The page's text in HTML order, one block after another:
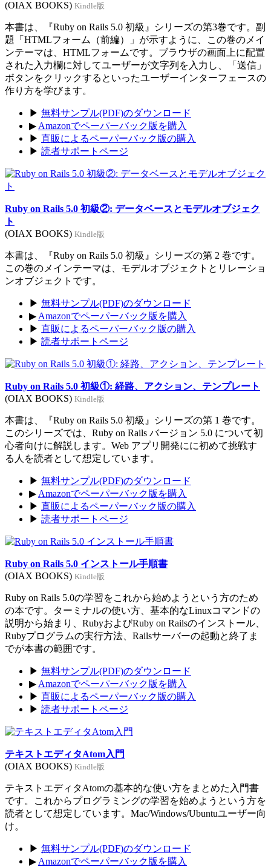
(OIAX BOOKS) Kindle版
本書は、『Ruby on Rails 5.0 初級』シリーズの第3巻です。副
題「HTMLフォーム（前編）」が示すように、この巻のメイ
ンテーマは、HTMLフォームです。ブラウザの画面上に配置
された入力欄に対してユーザーが文字列を入力し、「送信」
ボタンをクリックするといったユーザーインターフェースの
作り方を学びます。
▶ 無料サンプル(PDF)のダウンロード
▶ Amazonでペーパーバック版を購入
▶ 直販によるペーパーバック版の購入
▶ 読者サポートページ
Ruby on Rails 5.0 初級②: データベースとモデルオブジェク
ト
(OIAX BOOKS) Kindle版
本書は、『Ruby on Rails 5.0 初級』シリーズの第 2 巻です。
この巻のメインテーマは、モデルオブジェクトとリレーショ
ンオブジェクトです。
▶ 無料サンプル(PDF)のダウンロード
▶ Amazonでペーパーバック版を購入
▶ 直販によるペーパーバック版の購入
▶ 読者サポートページ
Ruby on Rails 5.0 初級①: 経路、アクション、テンプレート
(OIAX BOOKS) Kindle版
本書は、『Ruby on Rails 5.0 初級』シリーズの第 1 巻です。
このシリーズでは、Ruby on Rails バージョン 5.0 について初
心者向けに解説します。Web アプリ開発にに初めて挑戦す
る人を読者として想定しています。
▶ 無料サンプル(PDF)のダウンロード
▶ Amazonでペーパーバック版を購入
▶ 直販によるペーパーバック版の購入
▶ 読者サポートページ
Ruby on Rails 5.0 インストール手順書
(OIAX BOOKS) Kindle版
Ruby on Rails 5.0の学習をこれから始めようという方のため
の本です。ターミナルの使い方、基本的なLinuxコマンドの
説明から始まり、RubyおよびRuby on Railsのインストール、
Rubyプログラムの実行方法、Railsサーバーの起動と終了ま
でが本書の範囲です。
▶ 無料サンプル(PDF)のダウンロード
▶ Amazonでペーパーバック版を購入
▶ 直販によるペーパーバック版の購入
▶ 読者サポートページ
テキストエディタAtom入門
(OIAX BOOKS) Kindle版
テキストエディタAtomの基本的な使い方をまとめた入門書
です。これからプログラミングの学習を始めようという方を
読者として想定しています。Mac/Windows/Ubuntuユーザー向
け。
▶ 無料サンプル(PDF)のダウンロード
▶ Amazonでペーパーバック版を購入